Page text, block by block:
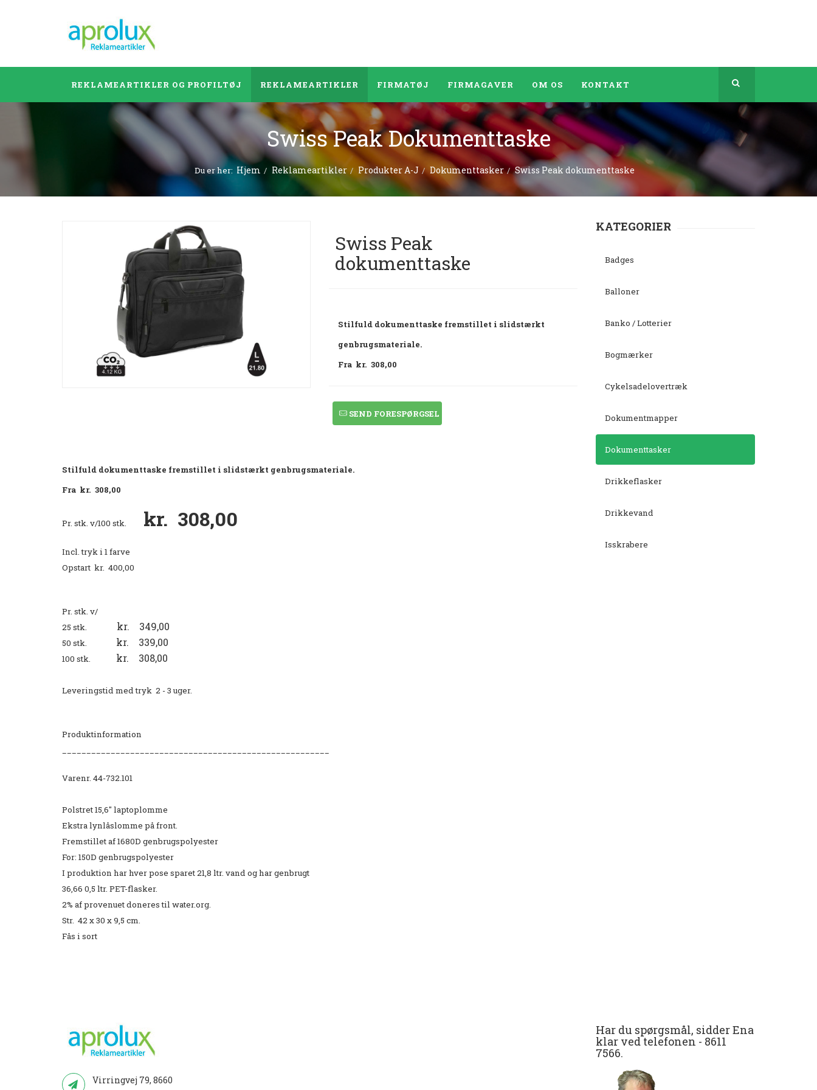
REKLAMEARTIKLER OG PROFILTØJ REKLAMEARTIKLER FIRMATØJ FIRMAGAVER OM OS KONTAKT
Swiss Peak Dokumenttaske
Du er her: Hjem Reklameartikler Produkter A-J Dokumenttasker Swiss Peak dokumenttaske
Swiss Peak
dokumenttaske
Stilfuld dokumenttaske fremstillet i slidstærkt
genbrugsmateriale.
Fra kr. 308,00
SEND FORESPØRGSEL
Stilfuld dokumenttaske fremstillet i slidstærkt genbrugsmateriale.
Fra kr. 308,00
Pr. stk. v/100 stk. kr. 308,00
Incl. tryk i 1 farve
Opstart kr. 400,00
Pr. stk. v/
25 stk.
kr. 349,00
50 stk. kr. 339,00
100 stk. kr. 308,00
Leveringstid med tryk 2 - 3 uger.
Produktinformation
Varenr. 44-732.101
Polstret 15,6" laptoplomme
Ekstra lynlåslomme på front.
Fremstillet af 1680D genbrugspolyester
For: 150D genbrugspolyester
I produktion har hver pose sparet 21,8 ltr. vand og har genbrugt
36,66 0,5 ltr. PET-flasker.
2% af provenuet doneres til water.org.
Str. 42 x 30 x 9,5 cm.
Fås i sort
KATEGORIER
Badges
Balloner
Banko / Lotterier
Bogmærker
Cykelsadelovertræk
Dokumentmapper
Dokumenttasker
Drikkeflasker
Drikkevand
Isskrabere
Virringvej 79, 8660
Har du spørgsmål, sidder Ena
klar ved telefonen - 8611
7566.